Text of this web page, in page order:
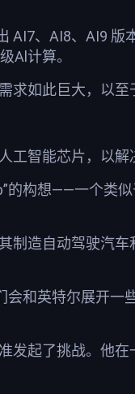
、AI8、AI9 版
Al计算。
如此巨大，以至
工智能芯片，以解
的构想——一个类
制造自动驾驶汽
和英特尔展开一
发起了挑战。他